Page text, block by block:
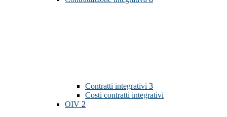
Contratti integrativi 3
Costi contratti integrativi
OIV 2